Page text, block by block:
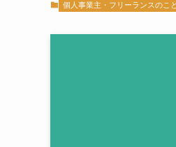
個人事業主・フリーランスのこと